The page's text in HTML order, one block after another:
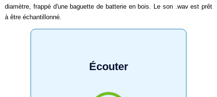
diamètre, frappé d'une baguette de batterie en bois. Le son .wav est prêt
à être échantillonné.
Écouter